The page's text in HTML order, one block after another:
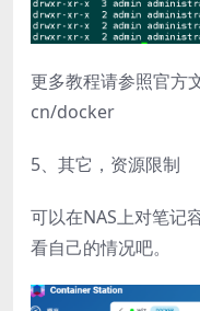
更多教程请参照官
cn/docker
5、其它，资源限制
可以在NAS上对笔记
看自己的情况吧。